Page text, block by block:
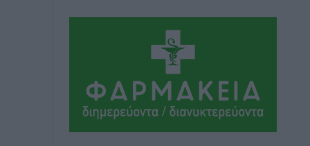
Δεσμεύσεις χωρίς αντίκρισμα στην
πριν 2 ώρες
Τσαμπίκος Καραγιάννης: «Ο
πρωτογενής τομέας μπορεί να